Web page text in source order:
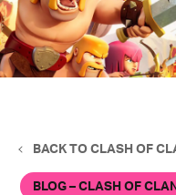
BACK TO CLASH OF
BLOG – CLASH OF